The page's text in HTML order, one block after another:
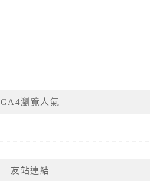
GA4瀏覽人氣
友站連結